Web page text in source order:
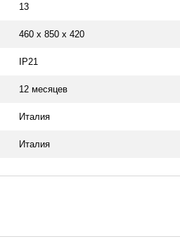
13
460 x 850 x 420
IP21
12 месяцев
Италия
Италия